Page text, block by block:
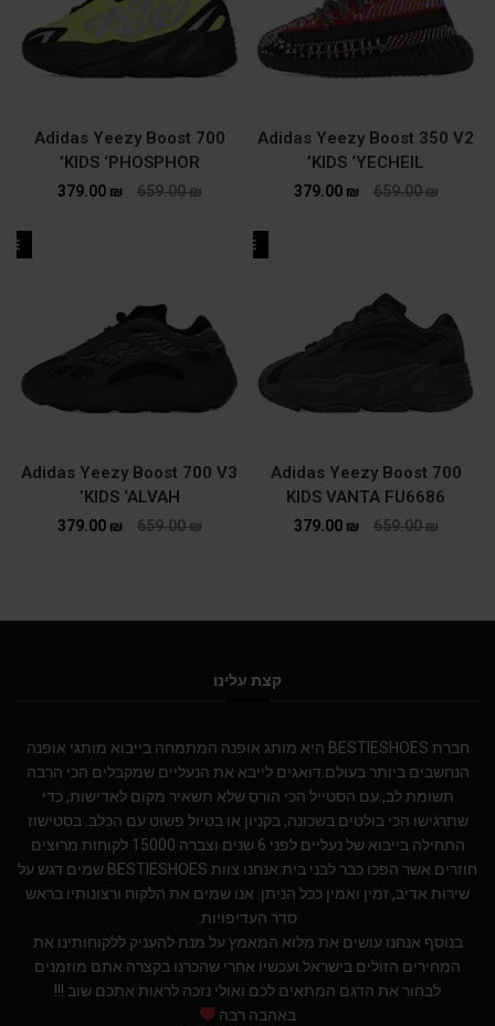
Adidas Yeezy Boost 350 V2
KIDS ‘YECHEIL’
659.00₪
379.00 ₪
Adidas Yeezy Boost 700
KIDS ‘PHOSPHOR’
659.00₪
379.00 ₪
SALE
Adidas Yeezy Boost 700
KIDS VANTA FU6686
659.00₪
379.00 ₪
Adidas Yeezy Boost 700 V3
KIDS ‘ALVAH’
659.00₪
379.00 ₪
קצת עלינו
חברת BESTIESHOES היא מותג אופנה המתמחה בייבוא מותגי אופנה
הנחשבים ביותר בעולם.דואגים לייבא את הנעליים שמקבלים הכי הרבה
תשומת לב, עם הסטייל הכי הורס שלא תשאיר מקום לאדישות, כדי
שתרגישו הכי בולטים בשכונה, בקניון או בטיול פשוט עם הכלב. בסטישוז
התחילה בייבוא של נעליים לפני 6 שנים וצברה 15000 לקוחות מרוצים
חוזרים אשר הפכו כבר לבני בית.אנחנו צוות BESTIESHOES שמים דגש על
שירות אדיב, זמין ואמין ככל הניתן. אנו שמים את הלקוח ורצונותיו בראש
סדר העדיפויות.
בנוסף אנחנו עושים את מלוא המאמץ על מנת להעניק ללקוחותינו את
המחירים הזולים בישראל.ועכשיו אחרי שהכרנו בקצרה אתם מוזמנים
לבחור את הדגם המתאים לכם ואולי נזכה לראות אתכם שוב !!!
באהבה רבה